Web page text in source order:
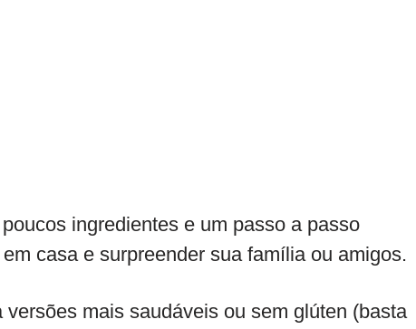
ingredientes e um passo a passo
casa e surpreender sua família ou amigos.
mais saudáveis ou sem glúten (basta